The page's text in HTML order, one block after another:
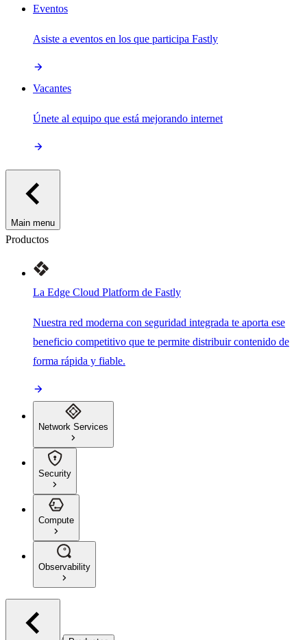
Eventos
Asiste a eventos en los que participa Fastly
Vacantes
Únete al equipo que está mejorando internet
Main menu
Productos
La Edge Cloud Platform de Fastly
Nuestra red moderna con seguridad integrada te aporta ese
beneficio competitivo que te permite distribuir contenido de
forma rápida y fiable.
Network Services
Security
Compute
Observability